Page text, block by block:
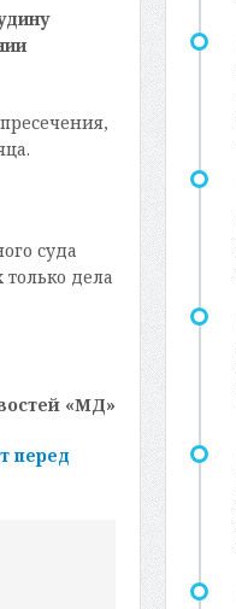
суда
только дела
«МД»
перед